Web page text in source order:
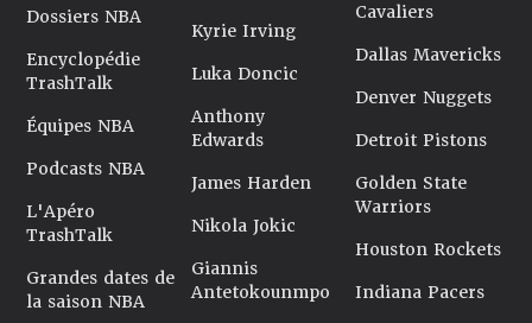
Dossiers NBA
Encyclopédie
TrashTalk
Équipes NBA
Podcasts NBA
L'Apéro
TrashTalk
Grandes dates de
la saison NBA
Kyrie Irving
Luka Doncic
Anthony
Edwards
James Harden
Nikola Jokic
Giannis
Antetokounmpo
Cavaliers
Dallas Mavericks
Denver Nuggets
Detroit Pistons
Golden State
Warriors
Houston Rockets
Indiana Pacers